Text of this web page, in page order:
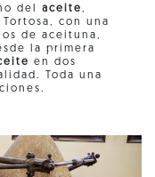
del aceite,
con una
de aceituna,
la primera
en dos
Toda una